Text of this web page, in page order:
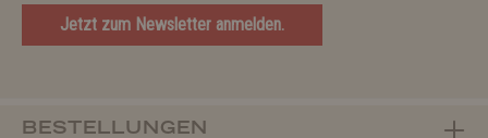
Jetzt zum Newsletter anmelden.
BESTELLUNGEN